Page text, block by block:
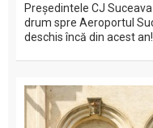
Președintele CJ
drum spre Aeroportul
deschis încă din acest an!